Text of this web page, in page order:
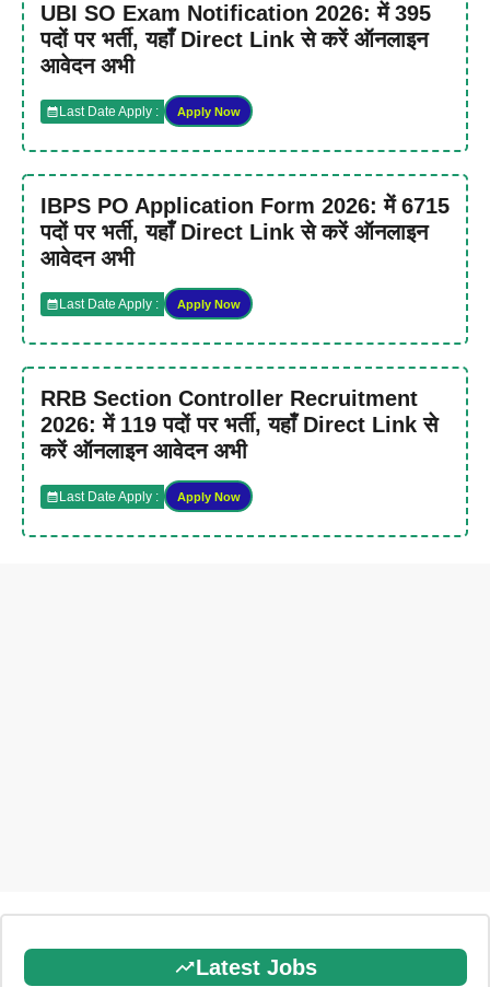
UBI SO Exam Notification 2026: में 395
पदों पर भर्ती, यहाँ Direct Link से करें ऑनलाइन
आवेदन अभी
Last Date Apply : Apply Now
IBPS PO Application Form 2026: में 6715
पदों पर भर्ती, यहाँ Direct Link से करें ऑनलाइन
आवेदन अभी
Last Date Apply : Apply Now
RRB Section Controller Recruitment
2026: में 119 पदों पर भर्ती, यहाँ Direct Link से
करें ऑनलाइन आवेदन अभी
Last Date Apply : Apply Now
Latest Jobs